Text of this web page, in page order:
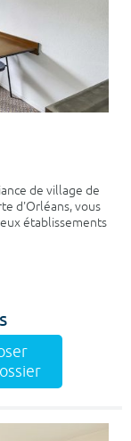
de village de
d'Orléans, vous
établissements